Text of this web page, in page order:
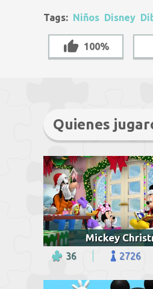
Tags: Niños Disney
100%
Quienes
Mickey
36 2726